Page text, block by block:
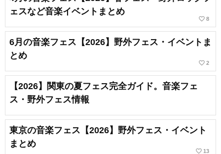
ェスなど音楽イベントまとめ
favorite_border 8
6月の音楽フェス【2026】野外フェス・イベントま
とめ
favorite_border 2
【2026】関東の夏フェス完全ガイド。音楽フェ
ス・野外フェス情報
東京の音楽フェス【2026】野外フェス・イベント
まとめ
favorite_border 13